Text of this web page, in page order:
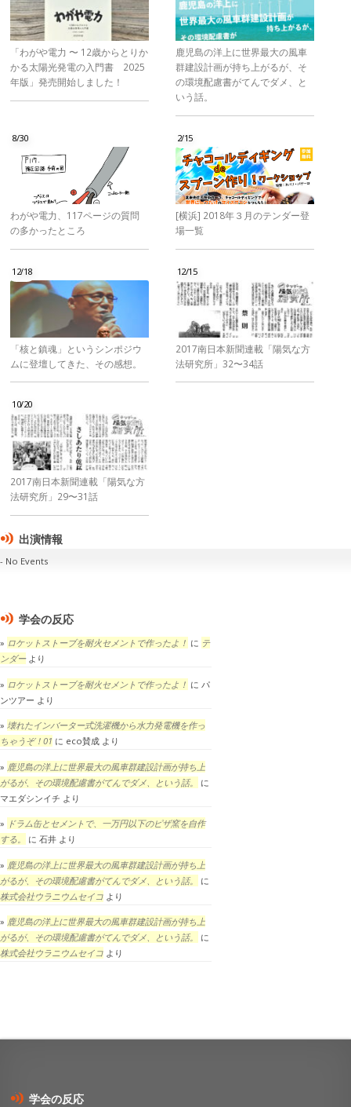
「わがや電力 〜 12歳からとりか
かる太陽光発電の入門書 2025
年版」発売開始しました！
鹿児島の洋上に世界最大の風車
群建設計画が持ち上がるが、そ
の環境配慮書がてんでダメ、と
いう話。
8/30
わがや電力、117ページの質問
の多かったところ
2/15
[横浜] 2018年３月のテンダー登
場一覧
12/18
「核と鎮魂」というシンポジウ
ムに登壇してきた、その感想。
12/15
2017南日本新聞連載「陽気な方
法研究所」32〜34話
10/20
2017南日本新聞連載「陽気な方
法研究所」29〜31話
出演情報
No Events
学会の反応
ロケットストーブを耐火セメントで作ったよ！ に テ
ンダーより
ロケットストーブを耐火セメントで作ったよ！ に パ
ンツアー より
壊れたインバーター式洗濯機から水力発電機を作っ
ちゃうぞ！01 に eco賛成 より
鹿児島の洋上に世界最大の風車群建設計画が持ち上
がるが、その環境配慮書がてんでダメ、という話。
に
マエダシンイチ より
ドラム缶とセメントで、一万円以下のピザ窯を自作
する。
に 石井 より
鹿児島の洋上に世界最大の風車群建設計画が持ち上
がるが、その環境配慮書がてんでダメ、という話。
に
株式会社ウラニウムセイコ より
鹿児島の洋上に世界最大の風車群建設計画が持ち上
がるが、その環境配慮書がてんでダメ、という話。
に
株式会社ウラニウムセイコ より
学会の反応